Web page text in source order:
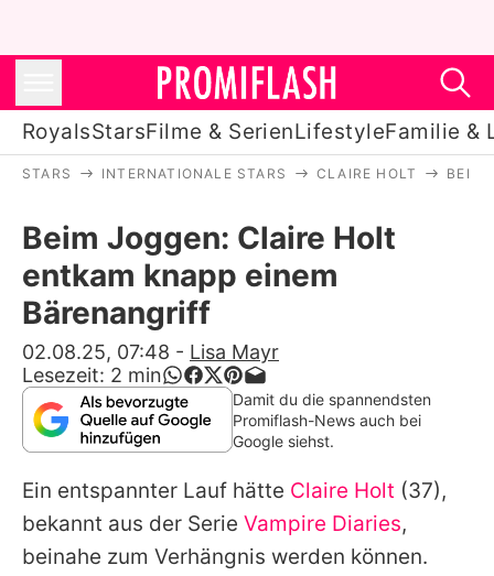
RoyalsStarsFilme & SerienLifestyleFamilie &
Stars
Filme & Serien
Lifestyle
Familie & Liebe
Promiflash Exklusiv
Alle Themen auf Promiflash
Jobs
STARS INTERNATIONALE STARS CLAIRE HOLT BEIM
Beim Joggen: Claire Holt
entkam knapp einem
Bärenangriff
02.08.25, 07:48 - Lisa Mayr
Lesezeit: 2 min
Damit du die spannendsten
Promiflash-News auch bei
Google siehst.
Ein entspannter Lauf hätte Claire Holt (37),
bekannt aus der Serie Vampire Diaries,
beinahe zum Verhängnis werden können.